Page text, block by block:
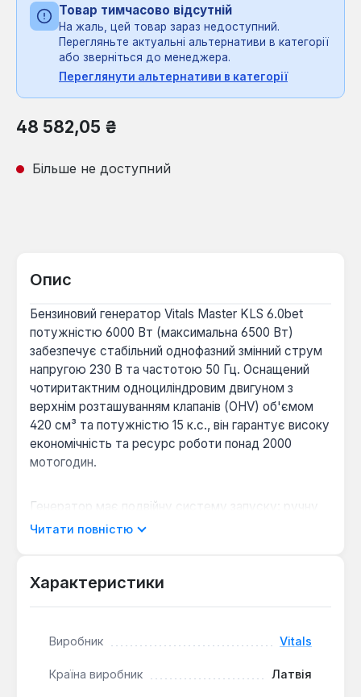
Товар тимчасово відсутній
На жаль, цей товар зараз недоступний.
Перегляньте актуальні альтернативи в категорії
або зверніться до менеджера.
Переглянути альтернативи в категорії
Звичайна ціна:
48 582,05 ₴
Більше не доступний
Опис
Бензиновий генератор Vitals Master KLS 6.0bet
потужністю 6000 Вт (максимальна 6500 Вт)
забезпечує стабільний однофазний змінний струм
напругою 230 В та частотою 50 Гц. Оснащений
чотиритактним одноциліндровим двигуном з
верхнім розташуванням клапанів (OHV) об'ємом
420 см³ та потужністю 15 к.с., він гарантує високу
економічність та ресурс роботи понад 2000
мотогодин.
Генератор має подвійну систему запуску: ручну
та електричний стартер, що забезпечує легкий та
вихідної напруги, дозволяючи підключати чутливе
до 15 годин автономної роботи при витраті палива
Читати повністю
Характеристики
Виробник Vitals
Країна виробник Латвія